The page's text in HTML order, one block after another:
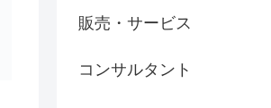
販売・サービス
コンサルタント